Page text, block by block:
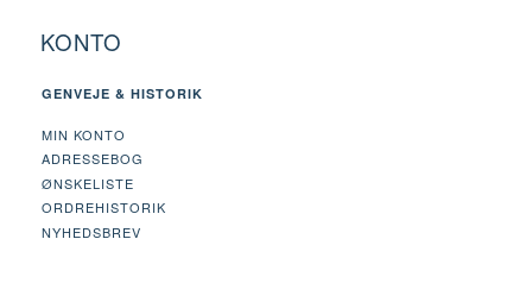
KONTO
GENVEJE & HISTORIK
MIN KONTO
ADRESSEBOG
ØNSKELISTE
ORDREHISTORIK
NYHEDSBREV